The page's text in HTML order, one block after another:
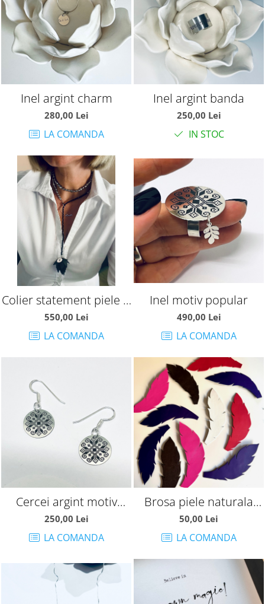
Inel argint charm
280,00 Lei
LA COMANDA
Inel argint banda
250,00 Lei
IN STOC
Colier statement piele si
pietre
550,00 Lei
LA COMANDA
Inel motiv popular
490,00 Lei
LA COMANDA
Cercei argint motiv
popular
250,00 Lei
LA COMANDA
Brosa piele naturala
pana
50,00 Lei
LA COMANDA